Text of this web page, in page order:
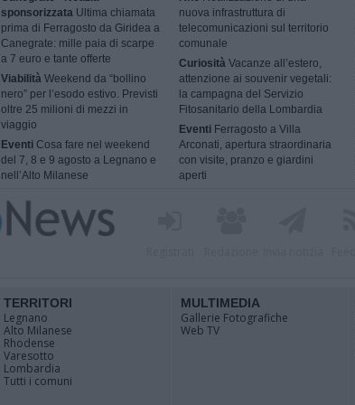
sponsorizzataUltima chiamata
prima di Ferragosto da Giridea a
Canegrate: mille paia di scarpe
a 7 euro e tante offerte
ViabilitàWeekend da “bollino
nero” per l’esodo estivo. Previsti
oltre 25 milioni di mezzi in
viaggio
EventiCosa fare nel weekend
del 7, 8 e 9 agosto a Legnano e
nell’Alto Milanese
nuova infrastruttura di
telecomunicazioni sul territorio
comunale
Curiosità Vacanze all’estero,
attenzione ai souvenir vegetali:
la campagna del Servizio
Fitosanitario della Lombardia
Eventi Ferragosto a Villa
Arconati, apertura straordinaria
con visite, pranzo e giardini
aperti
TERRITORI
Legnano
Alto Milanese
Rhodense
Varesotto
Lombardia
Tutti i comuni
MULTIMEDIA
Gallerie Fotografiche
Web TV